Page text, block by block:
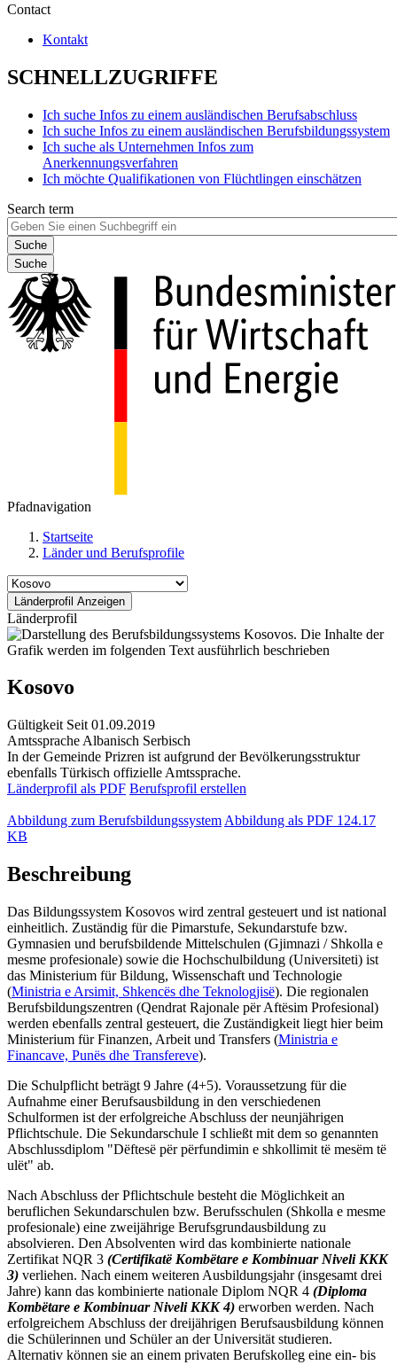
Contact
Kontakt
SCHNELLZUGRIFFE
Ich suche Infos zu einem ausländischen Berufsabschluss
Ich suche Infos zu einem ausländischen Berufsbildungssystem
Ich suche als Unternehmen Infos zum
Anerkennungsverfahren
Ich möchte Qualifikationen von Flüchtlingen einschätzen
Search term
Suche
Pfadnavigation
Startseite
Länder und Berufsprofile
Länderprofil
Kosovo
Gültigkeit Seit 01.09.2019
Amtssprache Albanisch Serbisch
In der Gemeinde Prizren ist aufgrund der Bevölkerungsstruktur
ebenfalls Türkisch offizielle Amtssprache.
Länderprofil als PDF Berufsprofil erstellen
Abbildung zum Berufsbildungssystem Abbildung als PDF 124.17
KB
Beschreibung
Das Bildungssystem Kosovos wird zentral gesteuert und ist national
einheitlich. Zuständig für die Pimarstufe, Sekundarstufe bzw.
Gymnasien und berufsbildende Mittelschulen (Gjimnazi / Shkolla e
mesme profesionale) sowie die Hochschulbildung (Universiteti) ist
das Ministerium für Bildung, Wissenschaft und Technologie
(Ministria e Arsimit, Shkencës dhe Teknologjisë). Die regionalen
Berufsbildungszentren (Qendrat Rajonale për Aftësim Profesional)
werden ebenfalls zentral gesteuert, die Zuständigkeit liegt hier beim
Ministerium für Finanzen, Arbeit und Transfers (Ministria e
Financave, Punës dhe Transfereve).
Die Schulpflicht beträgt 9 Jahre (4+5). Voraussetzung für die
Aufnahme einer Berufsausbildung in den verschiedenen
Schulformen ist der erfolgreiche Abschluss der neunjährigen
Pflichtschule. Die Sekundarschule I schließt mit dem so genannten
Abschlussdiplom "Dëftesë për përfundimin e shkollimit të mesëm të
ulët" ab.
Nach Abschluss der Pflichtschule besteht die Möglichkeit an
beruflichen Sekundarschulen bzw. Berufsschulen (Shkolla e mesme
profesionale) eine zweijährige Berufsgrundausbildung zu
absolvieren. Den Absolventen wird das kombinierte nationale
Zertifikat NQR 3 (Certifikatë Kombëtare e Kombinuar Niveli KKK
3) verliehen. Nach einem weiteren Ausbildungsjahr (insgesamt drei
Jahre) kann das kombinierte nationale Diplom NQR 4 (Diploma
Kombëtare e Kombinuar Niveli KKK 4) erworben werden. Nach
erfolgreichem Abschluss der dreijährigen Berufsausbildung können
die Schülerinnen und Schüler an der Universität studieren.
Alternativ können sie an einem privaten Berufskolleg eine ein- bis